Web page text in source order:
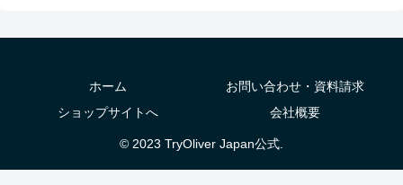
ホーム
お問い合わせ・資料請求
ショップサイトへ
会社概要
© 2023 TryOliver Japan公式.